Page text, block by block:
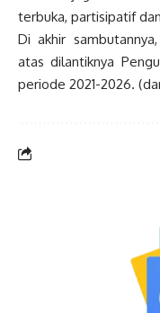
terbuka, partisipatif
Di akhir
atas dilantiknya
periode 2021-2026.